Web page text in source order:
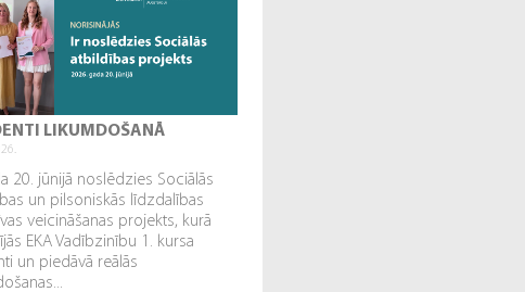
LIKUMDOŠANĀ
20. jūnijā noslēdzies Sociālās
un pilsoniskās līdzdalības
veicināšanas projekts, kurā
EKA Vadībzinību 1. kursa
un piedāvā reālās